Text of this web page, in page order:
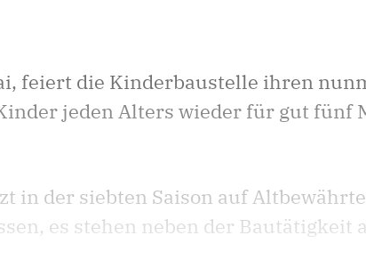
feiert die Kinderbaustelle ihren
jeden Alters wieder für gut fünf
in der siebten Saison auf
es stehen neben der Bautätigkeit